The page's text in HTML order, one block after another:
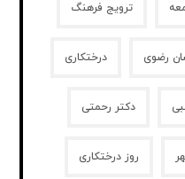
ترویج فرهنگ
رضوی درختکاری
دکتر رحمتی
روز درختکاری